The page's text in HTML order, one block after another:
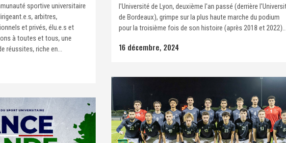
sportive universitaire
arbitres,
et privés, élu.e.s et
à toutes et tous, une
réussites, riche en...
l'Université de Lyon, deuxième l'an passé (derrière
de Bordeaux), grimpe sur la plus haute marche du podium
pour la troisième fois de son histoire (après 2018 et
16 décembre, 2024